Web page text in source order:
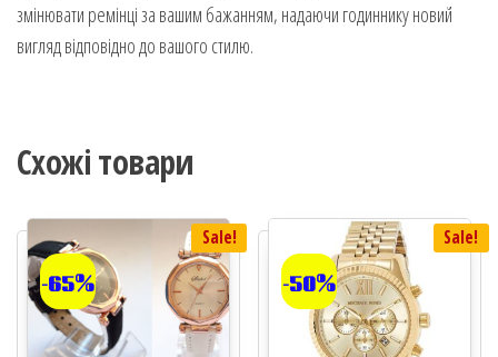
змінювати ремінці за вашим бажанням, надаючи годиннику новий
вигляд відповідно до вашого стилю.
Схожі товари
Sale!
-65%
Sale!
-50%